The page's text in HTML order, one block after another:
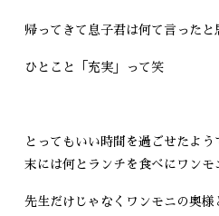
帰ってきて息子君は何て言ったと
ひとこと「充実」って笑
とってもいい時間を過ごせたよ
末には何とランチを食べにワンモ
先生だけじゃなくワンモニの奥